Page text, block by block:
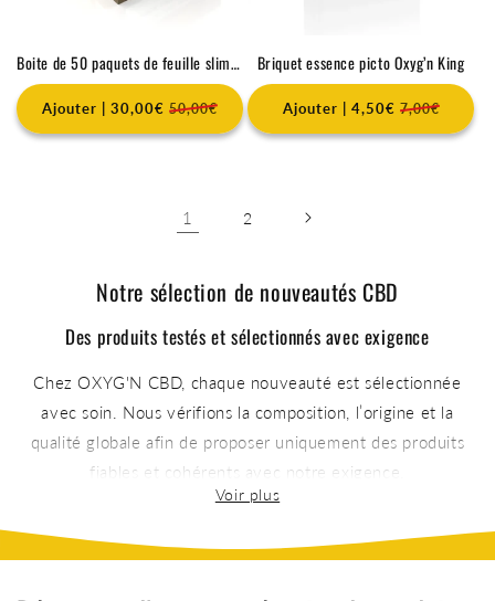
Boite de 50 paquets de feuille slim non blanchi Oxyg’n King
Ajouter | 30,00€ 50,00€
Briquet essence picto Oxyg’n King
Ajouter | 4,50€ 7,00€
1 2
Notre sélection de nouveautés CBD
Des produits testés et sélectionnés avec exigence
Chez OXYG'N CBD, chaque nouveauté est sélectionnée
avec soin. Nous vérifions la composition, l’origine et la
qualité globale afin de proposer uniquement des produits
fiables et cohérents avec notre exigence.
un réel intérêt au quotidien, sans suivre uniquement les